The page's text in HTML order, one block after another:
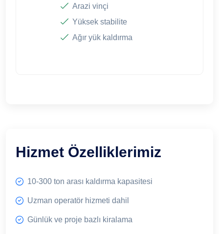
Arazi vinçi
Yüksek stabilite
Ağır yük kaldırma
Hizmet Özelliklerimiz
10-300 ton arası kaldırma kapasitesi
Uzman operatör hizmeti dahil
Günlük ve proje bazlı kiralama